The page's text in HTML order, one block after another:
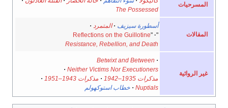
المسرحيات
The Possessed
المقالات
أسطورة سيزيف · المتمرد ·
"
Reflections on the Guillotine"·
Resistance, Rebellion, and Death
غير الروائية
Betwixt and Between ·
Neither Victims Nor Executioners
·
مذكرات 1935–1942
· مذكرات 1943–1951
·
Nuptials
· خطاب استوكهولم